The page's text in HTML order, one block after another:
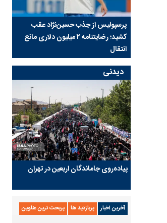
پرسپولیس از جذب حسین‌نژاد عقب
کشید؛ رضایتنامه ۲ میلیون دلاری مانع
انتقال
دیدنی
پیاده‌روی جاماندگان اربعین در تهران
آخرین اخبار پربازدید ها پربحث ترین عناوین